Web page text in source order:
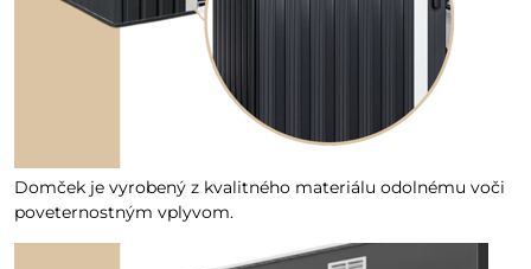
Domček je vyrobený z kvalitného materiálu odolnému voči
poveternostným vplyvom.